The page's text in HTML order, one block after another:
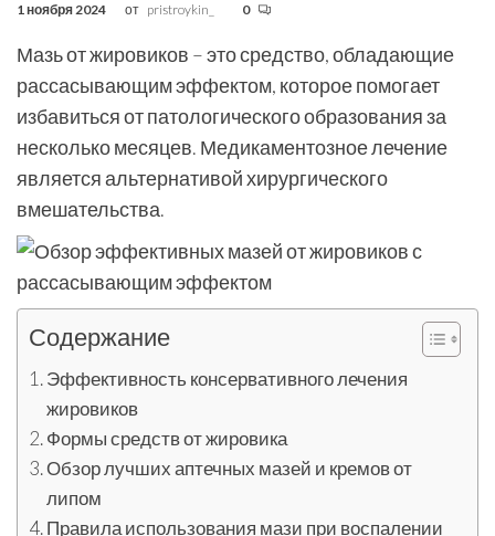
1 ноября 2024 от pristroykin_ 0
Мазь от жировиков – это средство, обладающие
рассасывающим эффектом, которое помогает
избавиться от патологического образования за
несколько месяцев. Медикаментозное лечение
является альтернативой хирургического
вмешательства.
Содержание
Эффективность консервативного лечения
жировиков
Формы средств от жировика
Обзор лучших аптечных мазей и кремов от
липом
Правила использования мази при воспалении